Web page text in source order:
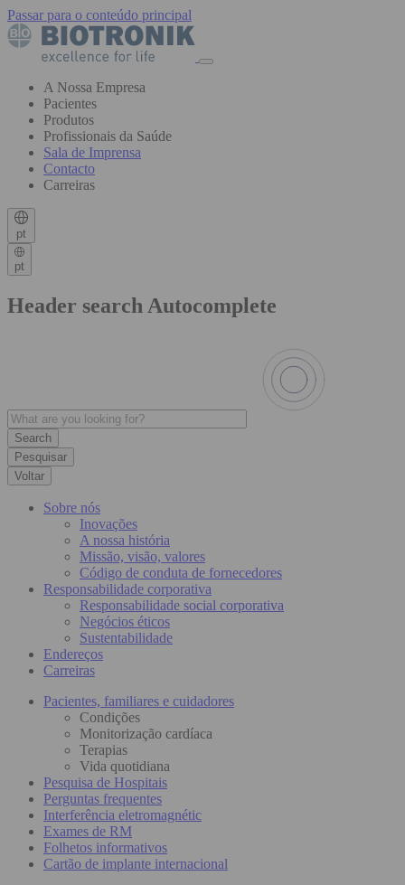
Passar para o conteúdo principal
A Nossa Empresa
Pacientes
Produtos
Profissionais da Saúde
Sala de Imprensa
Contacto
Carreiras
pt
pt
Header search Autocomplete
Pesquisar
Voltar
Sobre nós
Inovações
A nossa história
Missão, visão, valores
Código de conduta de fornecedores
Responsabilidade corporativa
Responsabilidade social corporativa
Negócios éticos
Sustentabilidade
Endereços
Carreiras
Pacientes, familiares e cuidadores
Condições
Monitorização cardíaca
Terapias
Vida quotidiana
Pesquisa de Hospitais
Perguntas frequentes
Interferência eletromagnétic
Exames de RM
Folhetos informativos
Cartão de implante internacional